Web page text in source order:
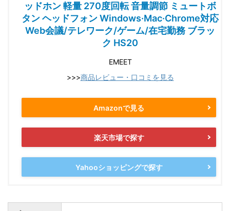
ッドホン 軽量 270度回転 音量調節 ミュートボ
タン ヘッドフォン Windows·Mac·Chrome対応
Web会議/テレワーク/ゲーム/在宅勤務 ブラッ
ク HS20
EMEET
>>>商品レビュー・口コミを見る
Amazonで見る
楽天市場で探す
Yahooショッピングで探す